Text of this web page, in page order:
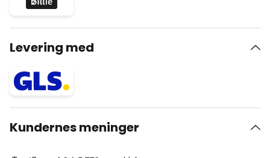
Levering med
Kundernes meninger